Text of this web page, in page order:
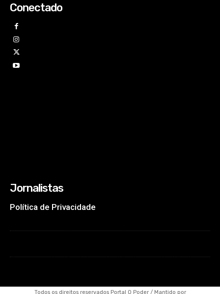
Conectado
Jornalistas
Política de Privacidade
Todos os direitos reservados Portal O Poder / Mantido por